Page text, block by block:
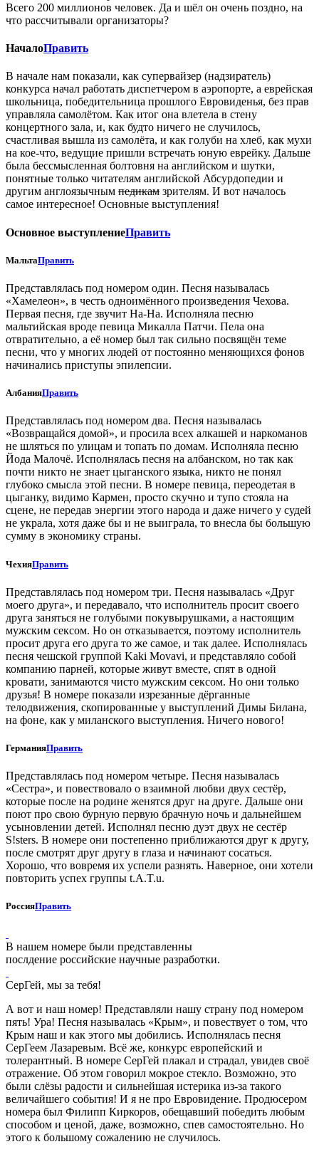
Всего 200 миллионов человек. Да и шёл он очень поздно, на
что рассчитывали организаторы?
НачалоПравить
В начале нам показали, как супервайзер (надзиратель)
конкурса начал работать диспетчером в аэропорте, а еврейская
школьница, победительница прошлого Евровиденья, без прав
управляла самолётом. Как итог она влетела в стену
концертного зала, и, как будто ничего не случилось,
счастливая вышла из самолёта, и как голуби на хлеб, как мухи
на кое-что, ведущие пришли встречать юную еврейку. Дальше
была бессмысленная болтовня на английском и шутки,
понятные только читателям английской Абсурдопедии и
другим англоязычным педикам зрителям. И вот началось
самое интересное! Основные выступления!
Основное выступлениеПравить
МальтаПравить
Представлялась под номером один. Песня называлась
«Хамелеон», в честь одноимённого произведения Чехова.
Первая песня, где звучит На-На. Исполняла песню
мальтийская вроде певица Микалла Патчи. Пела она
отвратительно, а её номер был так сильно посвящён теме
песни, что у многих людей от постоянно меняющихся фонов
начинались приступы эпилепсии.
АлбанияПравить
Представлялась под номером два. Песня называлась
«Возвращайся домой», и просила всех алкашей и наркоманов
не шляться по улицам и топать по домам. Исполняла песню
Йода Малочё. Исполнялась песня на албанском, но так как
почти никто не знает цыганского языка, никто не понял
глубоко смысла этой песни. В номере певица, переодетая в
цыганку, видимо Кармен, просто скучно и тупо стояла на
сцене, не передав энергии этого народа и даже ничего у судей
не украла, хотя даже бы и не выиграла, то внесла бы большую
сумму в экономику страны.
ЧехияПравить
Представлялась под номером три. Песня называлась «Друг
моего друга», и передавало, что исполнитель просит своего
друга заняться не голубыми покувырушками, а настоящим
мужским сексом. Но он отказывается, поэтому исполнитель
просит друга его друга то же самое, и так далее. Исполнялась
песня чешской группой Kaki Movavi, и представляло собой
компанию парней, которые живут вместе, спят в одной
кровати, занимаются чисто мужским сексом. Но они только
друзья! В номере показали изрезанные дёрганные
телодвижения, скопированные у выступлений Димы Билана,
на фоне, как у миланского выступления. Ничего нового!
ГерманияПравить
Представлялась под номером четыре. Песня называлась
«Сестра», и повествовало о взаимной любви двух сестёр,
которые после на родине женятся друг на друге. Дальше они
поют про свою бурную первую брачную ночь и дальнейшем
усыновлении детей. Исполнял песню дуэт двух не сестёр
S!sters. В номере они постепенно приближаются друг к другу,
после смотрят друг другу в глаза и начинают сосаться.
Хорошо, что вовремя их успели разнять. Наверное, они хотели
повторить успех группы t.A.T.u.
РоссияПравить
В нашем номере были представленны
послдение российские научные разработки.
СерГей, мы за тебя!
А вот и наш номер! Представляли нашу страну под номером
пять! Ура! Песня называлась «Крым», и повествует о том, что
Крым наш и как этого мы добились. Исполнялась песня
СерГеем Лазаревым. Всё же, конкурс европейский и
толерантный. В номере СерГей плакал и страдал, увидев своё
отражение. Об этом говорил мокрое стекло. Возможно, это
были слёзы радости и сильнейшая истерика из-за такого
величайшего события! И я не про Евровидение. Продюсером
номера был Филипп Киркоров, обещавший победить любым
способом и ценой, даже, возможно, спев самостоятельно. Но
этого к большому сожалению не случилось.